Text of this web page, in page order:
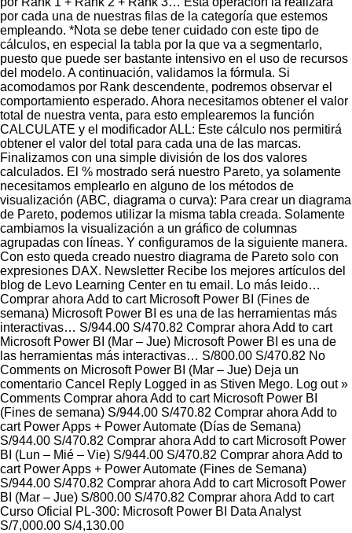
por cada una de nuestras filas de la categoría que estemos
empleando. *Nota se debe tener cuidado con este tipo de
cálculos, en especial la tabla por la que va a segmentarlo,
puesto que puede ser bastante intensivo en el uso de recursos
del modelo. A continuación, validamos la fórmula. Si
acomodamos por Rank descendente, podremos observar el
comportamiento esperado. Ahora necesitamos obtener el valor
total de nuestra venta, para esto emplearemos la función
CALCULATE y el modificador ALL: Este cálculo nos permitirá
obtener el valor del total para cada una de las marcas.
Finalizamos con una simple división de los dos valores
calculados. El % mostrado será nuestro Pareto, ya solamente
necesitamos emplearlo en alguno de los métodos de
visualización (ABC, diagrama o curva): Para crear un diagrama
de Pareto, podemos utilizar la misma tabla creada. Solamente
cambiamos la visualización a un gráfico de columnas
agrupadas con líneas. Y configuramos de la siguiente manera.
Con esto queda creado nuestro diagrama de Pareto solo con
expresiones DAX. Newsletter Recibe los mejores artículos del
blog de Levo Learning Center en tu email. Lo más leido…
Comprar ahora Add to cart Microsoft Power BI (Fines de
semana) Microsoft Power BI es una de las herramientas más
interactivas… S/944.00 S/470.82 Comprar ahora Add to cart
Microsoft Power BI (Mar – Jue) Microsoft Power BI es una de
las herramientas más interactivas… S/800.00 S/470.82 No
Comments on Microsoft Power BI (Mar – Jue) Deja un
comentario Cancel Reply Logged in as Stiven Mego. Log out »
Comments Comprar ahora Add to cart Microsoft Power BI
(Fines de semana) S/944.00 S/470.82 Comprar ahora Add to
cart Power Apps + Power Automate (Días de Semana)
S/944.00 S/470.82 Comprar ahora Add to cart Microsoft Power
BI (Lun – Mié – Vie) S/944.00 S/470.82 Comprar ahora Add to
cart Power Apps + Power Automate (Fines de Semana)
S/944.00 S/470.82 Comprar ahora Add to cart Microsoft Power
BI (Mar – Jue) S/800.00 S/470.82 Comprar ahora Add to cart
Curso Oficial PL-300: Microsoft Power BI Data Analyst
S/7,000.00 S/4,130.00